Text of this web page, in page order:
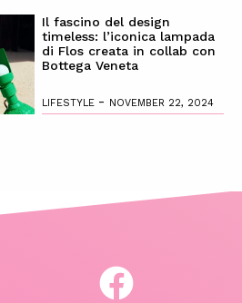
Il fascino del design
timeless: l’iconica lampada
di Flos creata in collab con
Bottega Veneta
LIFESTYLE - NOVEMBER 22, 2024